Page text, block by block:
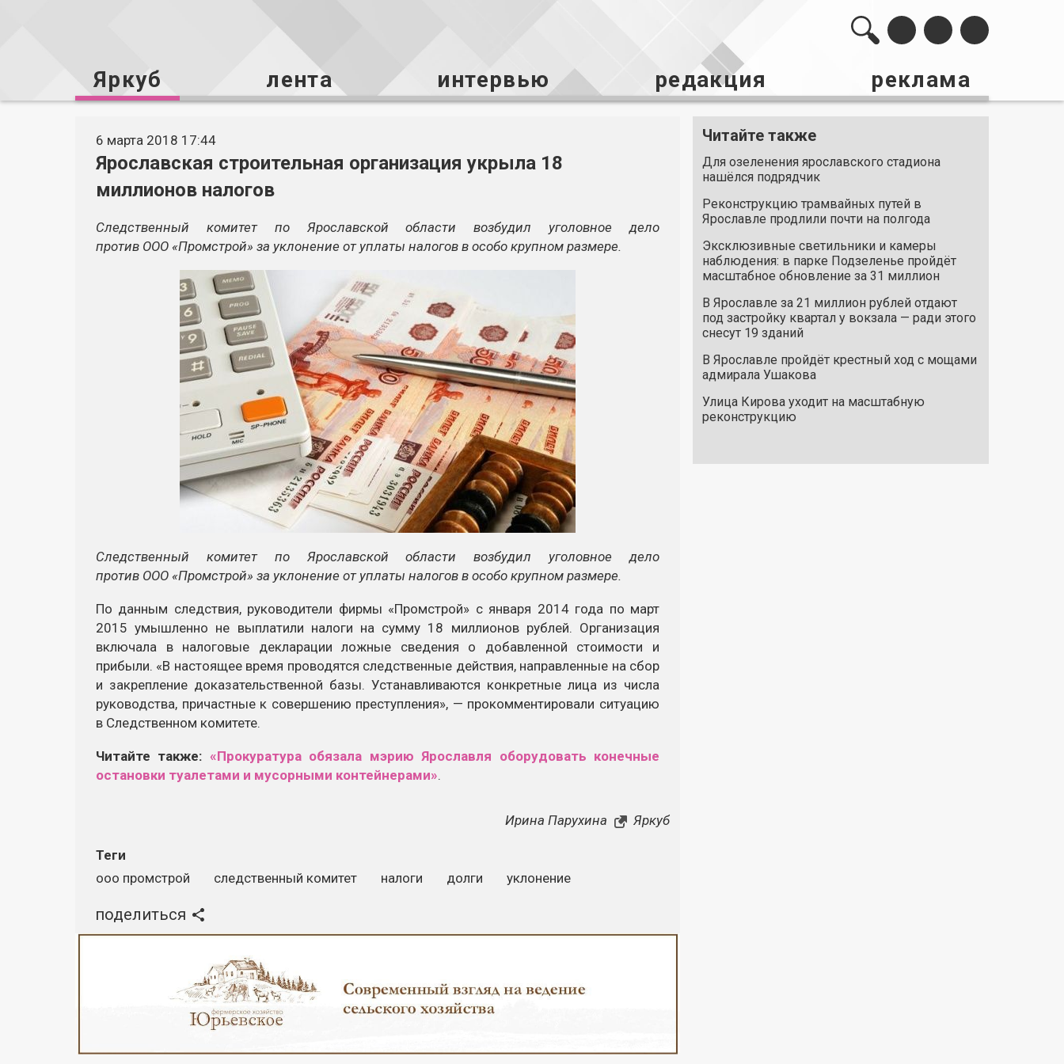
Яркуб лента интервью редакция реклама
6 марта 2018 17:44
Ярославская строительная организация укрыла 18
миллионов налогов
Следственный комитет по Ярославской области возбудил уголовное дело
против ООО «Промстрой» за уклонение от уплаты налогов в особо крупном размере.
Следственный комитет по Ярославской области возбудил уголовное дело
против ООО «Промстрой» за уклонение от уплаты налогов в особо крупном размере.
По данным следствия, руководители фирмы «Промстрой» с января 2014 года по март
2015 умышленно не выплатили налоги на сумму 18 миллионов рублей. Организация
включала в налоговые декларации ложные сведения о добавленной стоимости и
прибыли. «В настоящее время проводятся следственные действия, направленные на сбор
и закрепление доказательственной базы. Устанавливаются конкретные лица из числа
руководства, причастные к совершению преступления», — прокомментировали ситуацию
в Следственном комитете.
Читайте также: «Прокуратура обязала мэрию Ярославля оборудовать конечные
остановки туалетами и мусорными контейнерами».
Ирина Парухина Яркуб
Теги
ооо промстрой
следственный комитет налоги долги уклонение
поделиться
Читайте также
Для озеленения ярославского стадиона
нашёлся подрядчик
Реконструкцию трамвайных путей в
Ярославле продлили почти на полгода
Эксклюзивные светильники и камеры
наблюдения: в парке Подзеленье пройдёт
масштабное обновление за 31 миллион
В Ярославле за 21 миллион рублей отдают
под застройку квартал у вокзала — ради этого
снесут 19 зданий
В Ярославле пройдёт крестный ход с мощами
адмирала Ушакова
Улица Кирова уходит на масштабную
реконструкцию